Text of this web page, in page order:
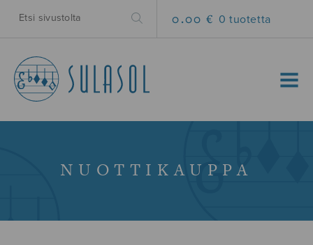
0.00 € 0 tuotetta
MENU
NUOTTIKAUPPA